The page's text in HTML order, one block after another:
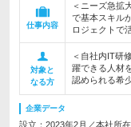
仕事内容
＜ニーズ急拡
で基本スキル
ロジェクトで
対象と
なる方
＜自社内IT研
躍できる人材
認められる希
企業データ
設立：2023年2月／本社所